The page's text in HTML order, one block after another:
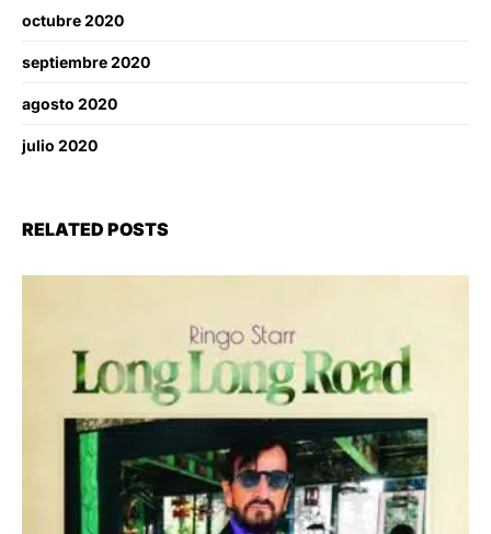
octubre 2020
septiembre 2020
agosto 2020
julio 2020
RELATED POSTS